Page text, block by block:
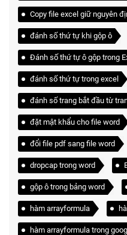
Copy file excel giữ nguyên
đánh số thứ tự khi gộp ô
Đánh số thứ tự ô gộp trong
đánh số thứ tự trong excel
đánh số trang bắt đầu từ
đặt mật khẩu cho file word
đổi file pdf sang file word
dropcap trong word
gộp ô trong bảng word
hàm arrayformula
hàm arrayformula trong